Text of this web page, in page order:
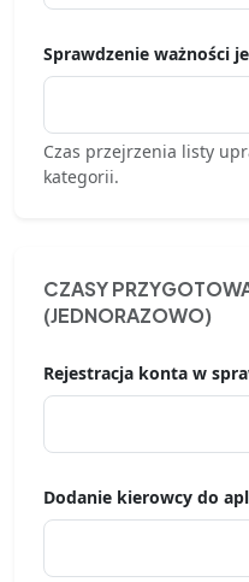
Sprawdzenie ważności
Czas przejrzenia listy
kategorii.
CZASY
(JEDNORAZOWO)
Rejestracja konta w
Dodanie kierowcy do